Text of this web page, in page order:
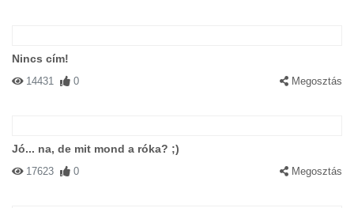
Nincs cím!
14431 0 Megosztás
Jó... na, de mit mond a róka? ;)
17623 0 Megosztás